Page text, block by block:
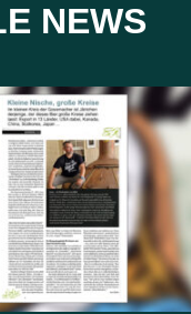
NEWS